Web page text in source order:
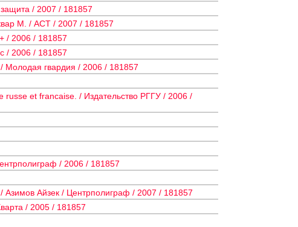
/ 2007 / 181857
М. / АСТ / 2007 / 181857
/ 2006 / 181857
/ 2006 / 181857
Молодая гвардия / 2006 / 181857
russe et francaise. / Издательство РГГУ / 2006 /
/ 2006 / 181857
Азимов Айзек / Центрполиграф / 2007 / 181857
/ 2005 / 181857